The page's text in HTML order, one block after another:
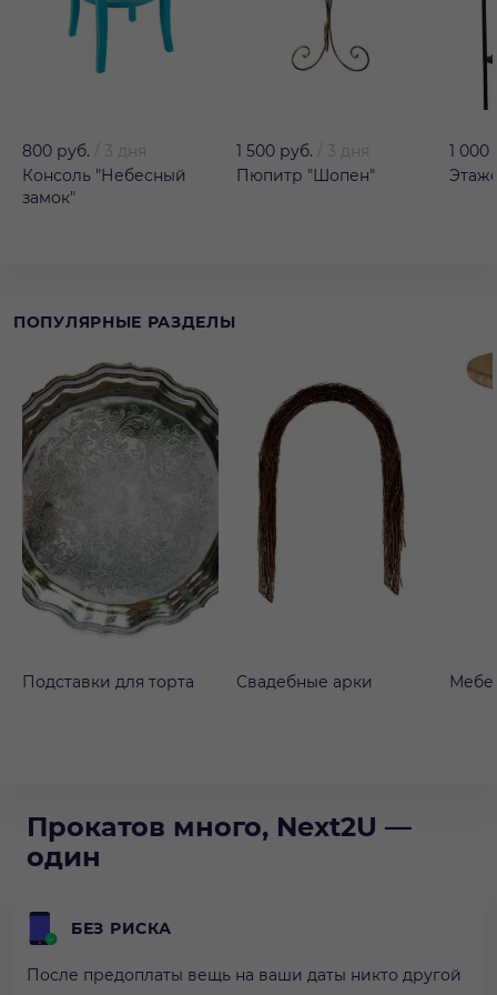
800 руб.
3 дня
Консоль "Небесный
замок"
1 500 руб.
3 дня
Пюпитр "Шопен"
1 000
ПОПУЛЯРНЫЕ РАЗДЕЛЫ
Подставки для торта Свадебные арки
Прокатов много, Next2U —
один
БЕЗ РИСКА
После предоплаты вещь на ваши даты никто другой